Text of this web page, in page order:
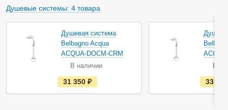
Душевые системы: 4 товара
Душевая система
Belbagno Acqua
ACQUA-DOCM-CRM
В наличии
е
с
т
31 350
В
33